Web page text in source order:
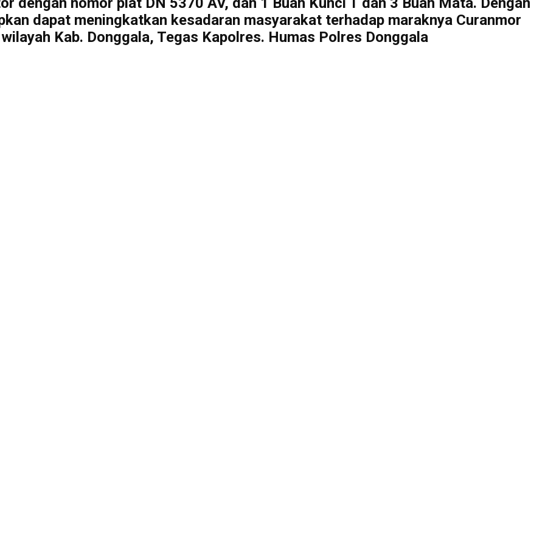
dapat meningkatkan kesadaran masyarakat terhadap maraknya Curanmor
Kab. Donggala, Tegas Kapolres. Humas Polres Donggala